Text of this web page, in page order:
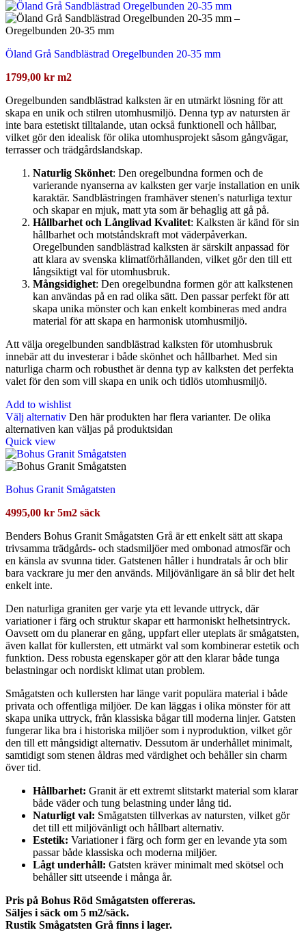
Öland Grå Sandblästrad Oregelbunden 20-35 mm
1799,00 kr m2
Oregelbunden sandblästrad kalksten är en utmärkt lösning för att
skapa en unik och stilren utomhusmiljö. Denna typ av natursten är
inte bara estetiskt tilltalande, utan också funktionell och hållbar,
vilket gör den idealisk för olika utomhusprojekt såsom gångvägar,
terrasser och trädgårdslandskap.
Naturlig Skönhet: Den oregelbundna formen och de
varierande nyanserna av kalksten ger varje installation en unik
karaktär. Sandblästringen framhäver stenen's naturliga textur
och skapar en mjuk, matt yta som är behaglig att gå på.
Hållbarhet och Långlivad Kvalitet: Kalksten är känd för sin
hållbarhet och motståndskraft mot väderpåverkan.
Oregelbunden sandblästrad kalksten är särskilt anpassad för
att klara av svenska klimatförhållanden, vilket gör den till ett
långsiktigt val för utomhusbruk.
Mångsidighet: Den oregelbundna formen gör att kalkstenen
kan användas på en rad olika sätt. Den passar perfekt för att
skapa unika mönster och kan enkelt kombineras med andra
material för att skapa en harmonisk utomhusmiljö.
Att välja oregelbunden sandblästrad kalksten för utomhusbruk
innebär att du investerar i både skönhet och hållbarhet. Med sin
naturliga charm och robusthet är denna typ av kalksten det perfekta
valet för den som vill skapa en unik och tidlös utomhusmiljö.
Add to wishlist
Välj alternativ Den här produkten har flera varianter. De olika
alternativen kan väljas på produktsidan
Quick view
Bohus Granit Smågatsten
4995,00 kr 5m2 säck
Benders Bohus Granit Smågatsten Grå är ett enkelt sätt att skapa
trivsamma trädgårds- och stadsmiljöer med ombonad atmosfär och
en känsla av svunna tider. Gatstenen håller i hundratals år och blir
bara vackrare ju mer den används. Miljövänligare än så blir det helt
enkelt inte.
Den naturliga graniten ger varje yta ett levande uttryck, där
variationer i färg och struktur skapar ett harmoniskt helhetsintryck.
Oavsett om du planerar en gång, uppfart eller uteplats är smågatsten,
även kallat för kullersten, ett utmärkt val som kombinerar estetik och
funktion. Dess robusta egenskaper gör att den klarar både tunga
belastningar och nordiskt klimat utan problem.
Smågatsten och kullersten har länge varit populära material i både
privata och offentliga miljöer. De kan läggas i olika mönster för att
skapa unika uttryck, från klassiska bågar till moderna linjer. Gatsten
fungerar lika bra i historiska miljöer som i nyproduktion, vilket gör
den till ett mångsidigt alternativ. Dessutom är underhållet minimalt,
samtidigt som stenen åldras med värdighet och behåller sin charm
över tid.
Hållbarhet: Granit är ett extremt slitstarkt material som klarar
både väder och tung belastning under lång tid.
Naturligt val: Smågatsten tillverkas av natursten, vilket gör
det till ett miljövänligt och hållbart alternativ.
Estetik: Variationer i färg och form ger en levande yta som
passar både klassiska och moderna miljöer.
Lågt underhåll: Gatsten kräver minimalt med skötsel och
behåller sitt utseende i många år.
Pris på Bohus Röd Smågatsten offereras.
Säljes i säck om 5 m2/säck.
Rustik Smågatsten Grå finns i lager.